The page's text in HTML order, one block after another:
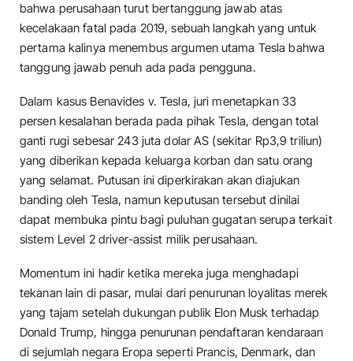
bahwa perusahaan turut bertanggung jawab atas
kecelakaan fatal pada 2019, sebuah langkah yang untuk
pertama kalinya menembus argumen utama Tesla bahwa
tanggung jawab penuh ada pada pengguna.
Dalam kasus Benavides v. Tesla, juri menetapkan 33
persen kesalahan berada pada pihak Tesla, dengan total
ganti rugi sebesar 243 juta dolar AS (sekitar Rp3,9 triliun)
yang diberikan kepada keluarga korban dan satu orang
yang selamat. Putusan ini diperkirakan akan diajukan
banding oleh Tesla, namun keputusan tersebut dinilai
dapat membuka pintu bagi puluhan gugatan serupa terkait
sistem Level 2 driver-assist milik perusahaan.
Momentum ini hadir ketika mereka juga menghadapi
tekanan lain di pasar, mulai dari penurunan loyalitas merek
yang tajam setelah dukungan publik Elon Musk terhadap
Donald Trump, hingga penurunan pendaftaran kendaraan
di sejumlah negara Eropa seperti Prancis, Denmark, dan